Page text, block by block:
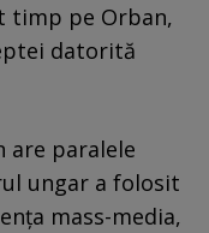
timp pe Orban,
datorită
are paralele
ungar a folosit
mass-media,